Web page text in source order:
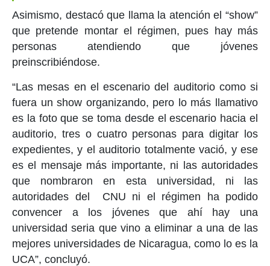
Asimismo, destacó que llama la atención el “show”
que pretende montar el régimen, pues hay más
personas atendiendo que jóvenes
preinscribiéndose.
“Las mesas en el escenario del auditorio como si
fuera un show organizando, pero lo más llamativo
es la foto que se toma desde el escenario hacia el
auditorio, tres o cuatro personas para digitar los
expedientes, y el auditorio totalmente vació, y ese
es el mensaje más importante, ni las autoridades
que nombraron en esta universidad, ni las
autoridades del CNU ni el régimen ha podido
convencer a los jóvenes que ahí hay una
universidad seria que vino a eliminar a una de las
mejores universidades de Nicaragua, como lo es la
UCA”, concluyó.